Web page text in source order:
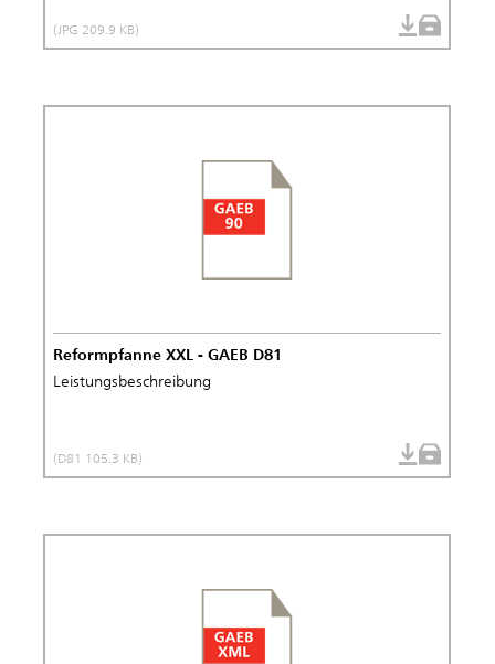
(JPG 209.9 KB)
Reformpfanne XXL - GAEB D81
Leistungsbeschreibung
(D81 105.3 KB)